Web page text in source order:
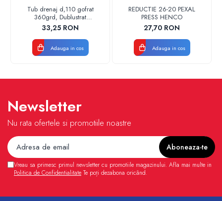
Tub drenaj d,110 gofrat
360grd, Dublustrat
verde/negru 110152 Drainkit
33,25 RON
Adauga in cos
REDUCTIE 26-20 PEXAL
PRESS HENCO
27,70 RON
Adauga in cos
Newsletter
Nu rata ofertele si promotiile noastre
Vreau sa primesc primul newsletter cu promotiile magazinului. Afla mai multe in
Politica de Confidentialitate Te poți dezabona oricând.